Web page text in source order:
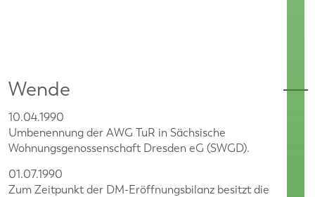
Wende
10.04.1990
Umbenennung der AWG TuR in Sächsische
Wohnungsgenossenschaft Dresden eG (SWGD).
01.07.1990
Zum Zeitpunkt der DM-Eröffnungsbilanz besitzt die